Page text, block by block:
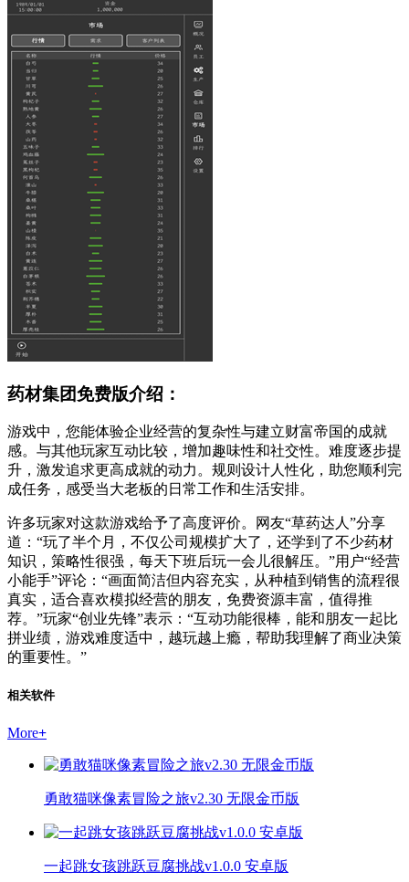
药材集团免费版介绍：
游戏中，您能体验企业经营的复杂性与建立财富帝国的成就
感。与其他玩家互动比较，增加趣味性和社交性。难度逐步提
升，激发追求更高成就的动力。规则设计人性化，助您顺利完
成任务，感受当大老板的日常工作和生活安排。
许多玩家对这款游戏给予了高度评价。网友“草药达人”分享
道：“玩了半个月，不仅公司规模扩大了，还学到了不少药材
知识，策略性很强，每天下班后玩一会儿很解压。”用户“经营
小能手”评论：“画面简洁但内容充实，从种植到销售的流程很
真实，适合喜欢模拟经营的朋友，免费资源丰富，值得推
荐。”玩家“创业先锋”表示：“互动功能很棒，能和朋友一起比
拼业绩，游戏难度适中，越玩越上瘾，帮助我理解了商业决策
的重要性。”
相关软件
More+
勇敢猫咪像素冒险之旅v2.30 无限金币版
一起跳女孩跳跃豆腐挑战v1.0.0 安卓版